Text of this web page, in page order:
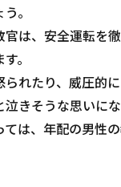
。
官は、安全運転を
。
れたり、威圧的
泣きそうな思いに
は、年配の男性